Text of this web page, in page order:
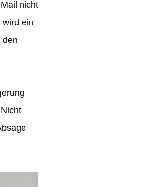
nicht
wird ein
den